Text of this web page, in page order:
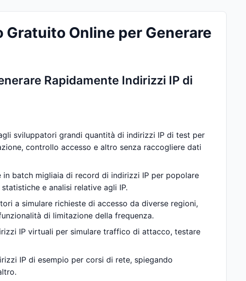
Online per Generare
Rapidamente Indirizzi IP di
sviluppatori grandi quantità di indirizzi IP di test per
controllo accesso e altro senza raccogliere dati
in batch migliaia di record di indirizzi IP per popolare
e analisi relative agli IP.
a simulare richieste di accesso da diverse regioni,
di limitazione della frequenza.
IP virtuali per simulare traffico di attacco, testare
IP di esempio per corsi di rete, spiegando